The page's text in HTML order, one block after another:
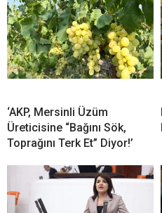
‘AKP, Mersinli Üzüm
Üreticisine “Bağını Sök,
Toprağını Terk Et” Diyor!’